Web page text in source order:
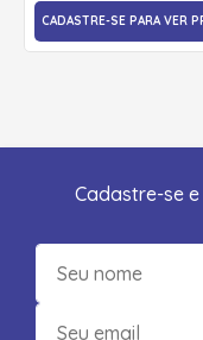
CADASTRE-SE PARA VER
Cadastre-se